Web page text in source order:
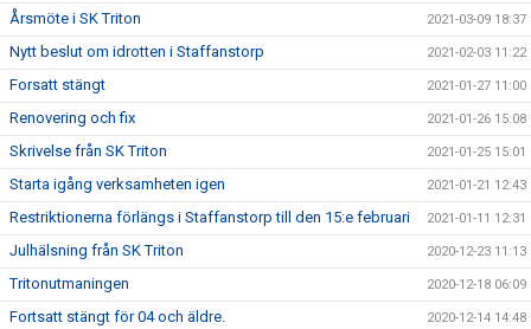
Årsmöte i SK Triton 2021-03-09 18:37
Nytt beslut om idrotten i Staffanstorp 2021-02-03 11:22
Forsatt stängt 2021-01-27 11:00
Renovering och fix 2021-01-26 15:08
Skrivelse från SK Triton 2021-01-25 15:01
Starta igång verksamheten igen 2021-01-21 12:43
Restriktionerna förlängs i Staffanstorp till den 15:e februari 2021-01-11 12:31
Julhälsning från SK Triton 2020-12-23 11:13
Tritonutmaningen 2020-12-18 06:09
Fortsatt stängt för 04 och äldre. 2020-12-14 14:48